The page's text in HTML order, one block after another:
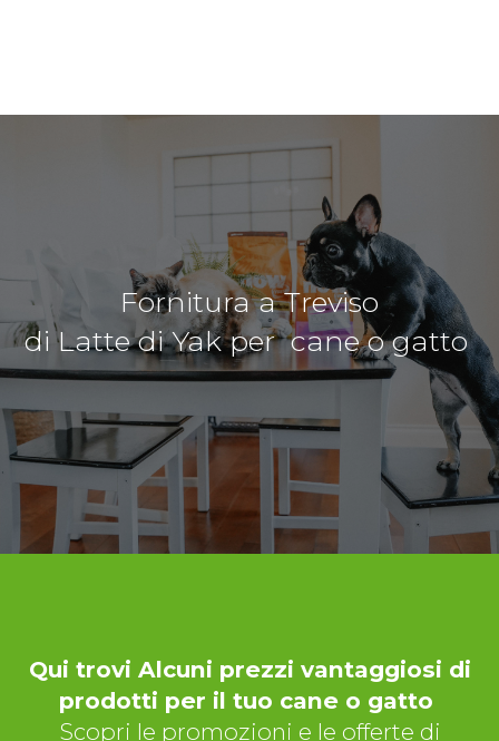
Fornitura a Treviso
di Latte di Yak per cane o gatto
Qui trovi Alcuni prezzi vantaggiosi di
prodotti per il tuo cane o gatto
Scopri le promozioni e le offerte di